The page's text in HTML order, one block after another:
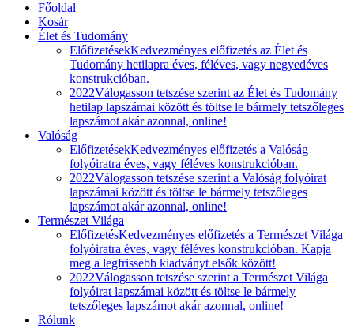
Főoldal
Kosár
Élet és Tudomány
ElőfizetésekKedvezményes előfizetés az Élet és
Tudomány hetilapra éves, féléves, vagy negyedéves
konstrukcióban.
2022Válogasson tetszése szerint az Élet és Tudomány
hetilap lapszámai között és töltse le bármely tetszőleges
lapszámot akár azonnal, online!
Valóság
ElőfizetésekKedvezményes előfizetés a Valóság
folyóiratra éves, vagy féléves konstrukcióban.
2022Válogasson tetszése szerint a Valóság folyóirat
lapszámai között és töltse le bármely tetszőleges
lapszámot akár azonnal, online!
Természet Világa
ElőfizetésKedvezményes előfizetés a Természet Világa
folyóiratra éves, vagy féléves konstrukcióban. Kapja
meg a legfrissebb kiadványt elsők között!
2022Válogasson tetszése szerint a Természet Világa
folyóirat lapszámai között és töltse le bármely
tetszőleges lapszámot akár azonnal, online!
Rólunk